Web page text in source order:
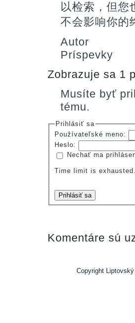
以检索，但您
不会影响你的
Autor
Príspevky
Zobrazuje sa 1
Musíte byť
tému.
Prihlásiť sa
Používateľské meno:
Heslo:
Nechať ma
Time limit is
Prihlásiť sa
Komentáre sú
Copyright